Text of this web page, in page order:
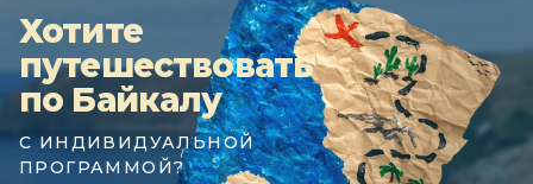
Хотите
путешествовать
по Байкалу
С ИНДИВИДУАЛЬНОЙ
ПРОГРАММОЙ?